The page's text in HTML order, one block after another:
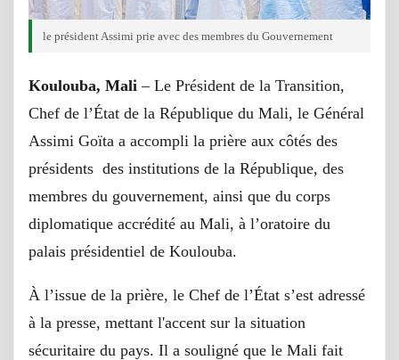
le président Assimi prie avec des membres du Gouvernement
Koulouba, Mali – Le Président de la Transition,
Chef de l’État de la République du Mali, le Général
Assimi Goïta a accompli la prière aux côtés des
présidents des institutions de la République, des
membres du gouvernement, ainsi que du corps
diplomatique accrédité au Mali, à l’oratoire du
palais présidentiel de Koulouba.
À l’issue de la prière, le Chef de l’État s’est adressé
à la presse, mettant l'accent sur la situation
sécuritaire du pays. Il a souligné que le Mali fait